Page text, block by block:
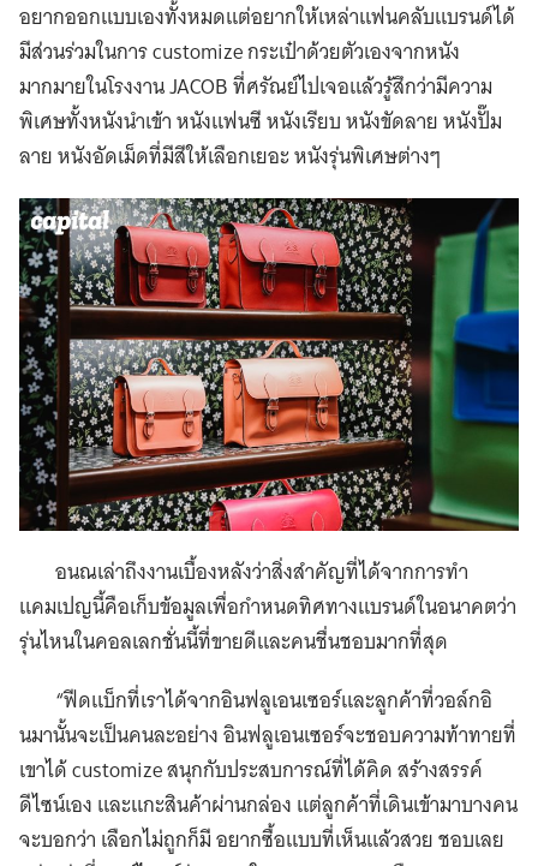
อยากออกแบบเองทั้งหมดแต่อยากให้เหล่าแฟนคลับแบรนด์ได้
มีส่วนร่วมในการ customize กระเป๋าด้วยตัวเองจากหนัง
มากมายในโรงงาน JACOB ที่ศรัณย์ไปเจอแล้วรู้สึกว่ามีความ
พิเศษทั้งหนังนำเข้า หนังแฟนซี หนังเรียบ หนังขัดลาย หนังปั๊ม
ลาย หนังอัดเม็ดที่มีสีให้เลือกเยอะ หนังรุ่นพิเศษต่างๆ
อนณเล่าถึงงานเบื้องหลังว่าสิ่งสำคัญที่ได้จากการทำ
แคมเปญนี้คือเก็บข้อมูลเพื่อกำหนดทิศทางแบรนด์ในอนาคตว่า
รุ่นไหนในคอลเลกชั่นนี้ที่ขายดีและคนชื่นชอบมากที่สุด
“ฟีดแบ็กที่เราได้จากอินฟลูเอนเซอร์และลูกค้าที่วอล์กอิ
นมานั้นจะเป็นคนละอย่าง อินฟลูเอนเซอร์จะชอบความท้าทายที่
เขาได้ customize สนุกกับประสบการณ์ที่ได้คิด สร้างสรรค์
ดีไซน์เอง และแกะสินค้าผ่านกล่อง แต่ลูกค้าที่เดินเข้ามาบางคน
จะบอกว่า เลือกไม่ถูกก็มี อยากซื้อแบบที่เห็นแล้วสวย ชอบเลย